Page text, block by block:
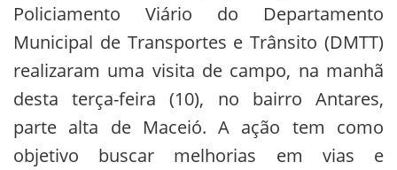
Policiamento Viário do Departamento
Municipal de Transportes e Trânsito (DMTT)
realizaram uma visita de campo, na manhã
desta terça-feira (10), no bairro Antares,
parte alta de Maceió. A ação tem como
objetivo buscar melhorias em vias e